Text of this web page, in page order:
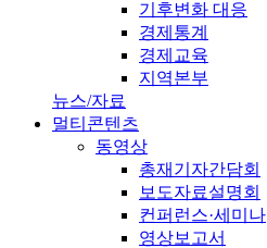
기후변화 대응
경제통계
경제교육
지역본부
뉴스/자료
멀티콘텐츠
동영상
총재기자간담회
보도자료설명회
컨퍼런스·세미나
영상보고서